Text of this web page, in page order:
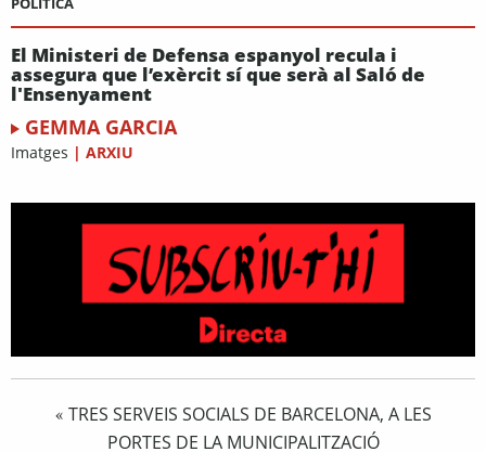
El Ministeri de Defensa espanyol recula i
assegura que l’exèrcit sí que serà al Saló de
l'Ensenyament
GEMMA GARCIA
Imatges | ARXIU
« TRES SERVEIS SOCIALS DE BARCELONA, A LES
PORTES DE LA MUNICIPALITZACIÓ